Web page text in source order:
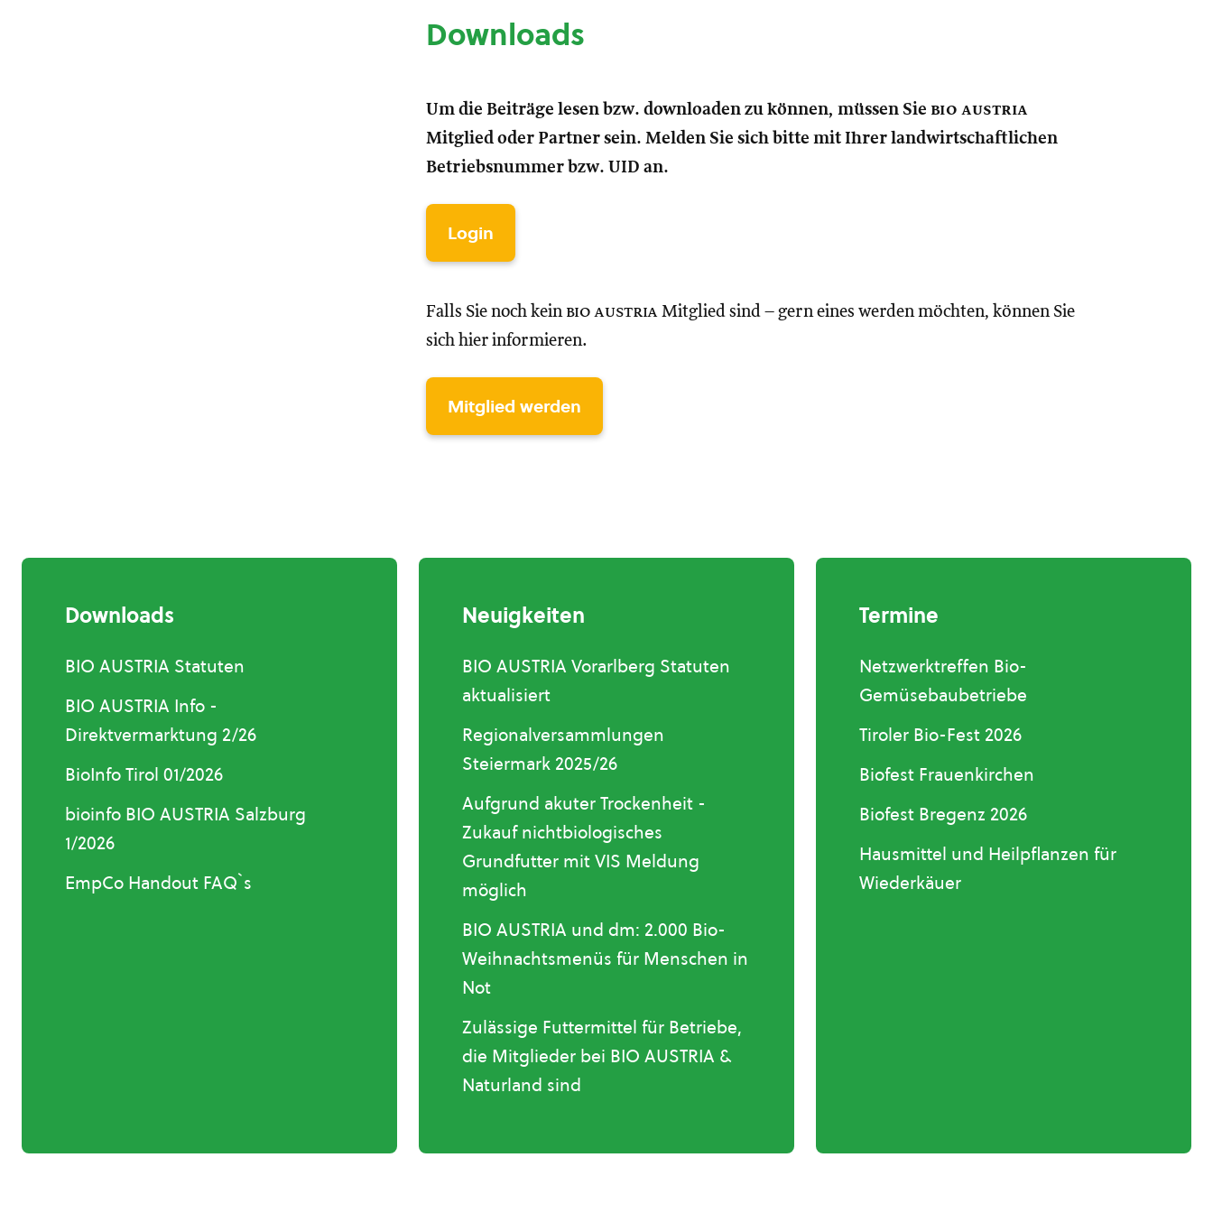
Downloads
Um die Beiträge lesen bzw. downloaden zu können, müssen Sie bio austria
Mitglied oder Partner sein. Melden Sie sich bitte mit Ihrer landwirtschaftlichen
Betriebsnummer bzw. UID an.
Login
Falls Sie noch kein bio austria Mitglied sind – gern eines werden möchten, können Sie
sich hier informieren.
Mitglied werden
Downloads
BIO AUSTRIA Statuten
BIO AUSTRIA Info -
Direktvermarktung 2/26
BioInfo Tirol 01/2026
bioinfo BIO AUSTRIA Salzburg
1/2026
EmpCo Handout FAQ`s
Neuigkeiten
BIO AUSTRIA Vorarlberg Statuten
aktualisiert
Regionalversammlungen
Steiermark 2025/26
Aufgrund akuter Trockenheit -
Zukauf nichtbiologisches
Grundfutter mit VIS Meldung
möglich
BIO AUSTRIA und dm: 2.000 Bio-
Weihnachtsmenüs für Menschen in
Not
Zulässige Futtermittel für Betriebe,
die Mitglieder bei BIO AUSTRIA &
Naturland sind
Termine
Netzwerktreffen Bio-
Gemüsebaubetriebe
Tiroler Bio-Fest 2026
Biofest Frauenkirchen
Biofest Bregenz 2026
Hausmittel und Heilpflanzen für
Wiederkäuer